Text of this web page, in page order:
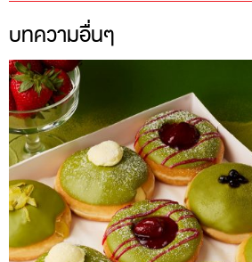
บทความอื่นๆ